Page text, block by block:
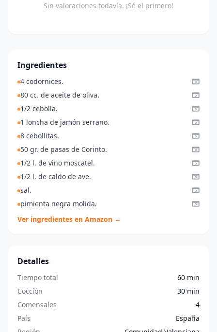
Sin valoraciones todavía. ¡Sé el primero!
Ingredientes
4 codornices.
80 cc. de aceite de oliva.
1/2 cebolla.
1 loncha de jamón serrano.
8 cebollitas.
50 gr. de pasas de Corinto.
1/2 l. de vino moscatel.
1/2 l. de caldo de ave.
sal.
pimienta negra molida.
Ver ingredientes en Amazon →
Detalles
Tiempo total
60 min
Cocción
30 min
Comensales
4
País
España